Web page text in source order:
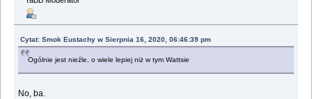
Cytat: Smok Eustachy w Sierpnia 16, 2020, 06:46:39 pm
Ogólnie jest nieźle, o wiele lepiej niż w tym Wattsie
No, ba.